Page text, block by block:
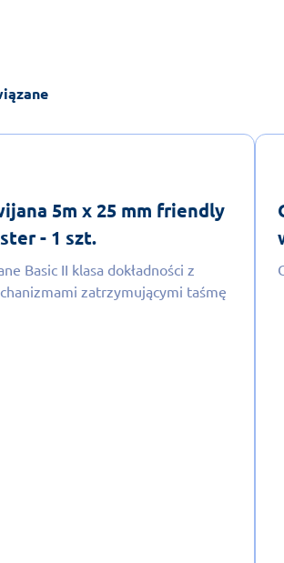
5m x 25 mm friendly
- 1 szt.
Basic II klasa dokładności z
zatrzymującymi taśmę